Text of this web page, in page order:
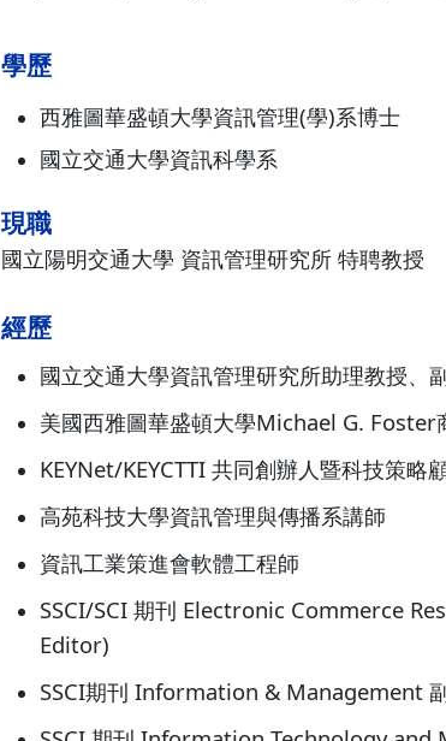
學歷
西雅圖華盛頓大學資訊管理(學)系博士
國立交通大學資訊科學系
現職
國立陽明交通大學 資訊管理研究所 特聘教授
經歷
國立交通大學資訊管理研究所助理教授、
美國西雅圖華盛頓大學Michael G. Foster
KEYNet/KEYCTTI 共同創辦人暨科技策略
高苑科技大學資訊管理與傳播系講師
資訊工業策進會軟體工程師
SSCI/SCI 期刊 Electronic Commerce
Editor)
SSCI期刊 Information & Management